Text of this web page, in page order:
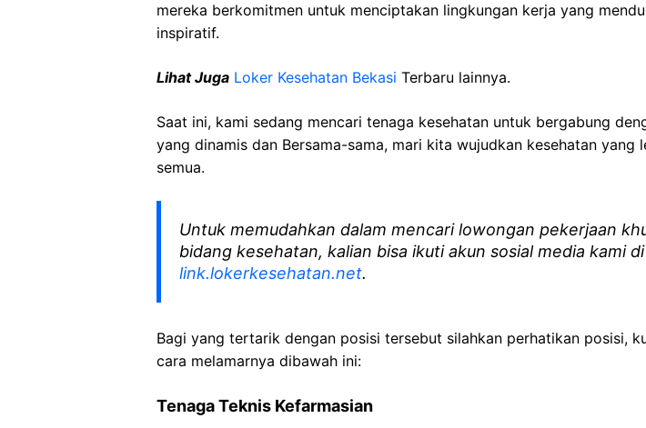
mereka berkomitmen untuk menciptakan lingkungan kerja yang
inspiratif.
Lihat Juga Loker Kesehatan Bekasi Terbaru lainnya.
Saat ini, kami sedang mencari tenaga kesehatan untuk bergabung
yang dinamis dan Bersama-sama, mari kita wujudkan kesehatan yang
semua.
Untuk memudahkan dalam mencari lowongan pekerjaan
bidang kesehatan, kalian bisa ikuti akun sosial media kami di
link.lokerkesehatan.net.
Bagi yang tertarik dengan posisi tersebut silahkan perhatikan posisi,
cara melamarnya dibawah ini:
Tenaga Teknis Kefarmasian